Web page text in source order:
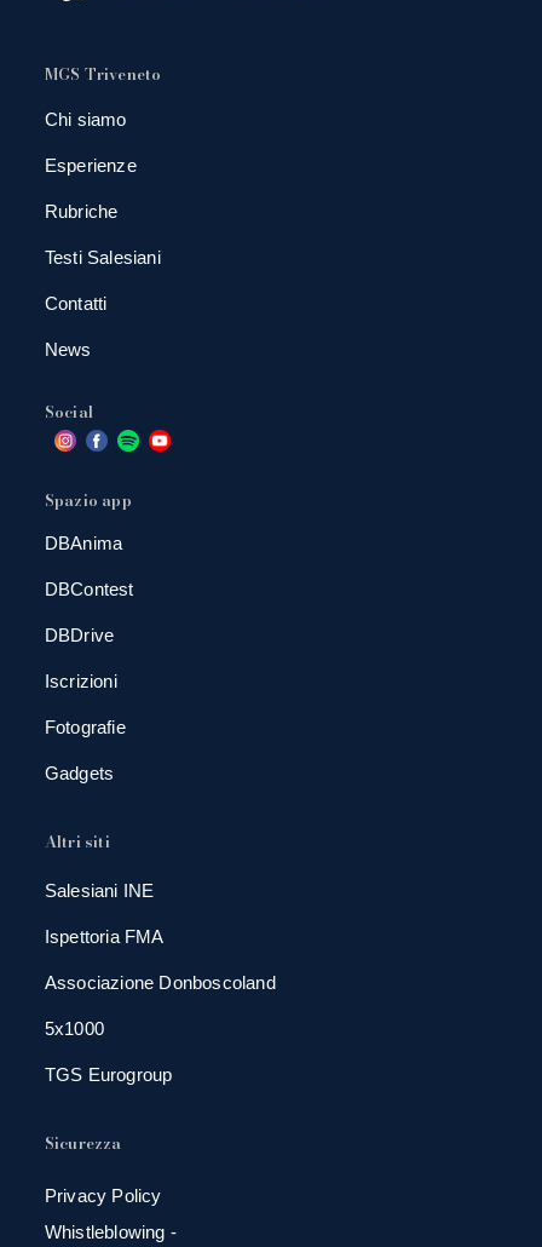
MGS Triveneto
Chi siamo
Esperienze
Rubriche
Testi Salesiani
Contatti
News
Social
Spazio app
DBAnima
DBContest
DBDrive
Iscrizioni
Fotografie
Gadgets
Altri siti
Salesiani INE
Ispettoria FMA
Associazione Donboscoland
5x1000
TGS Eurogroup
Sicurezza
Privacy Policy
Whistleblowing -